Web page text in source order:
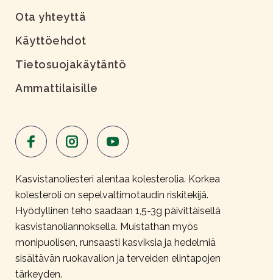
Ota yhteyttä
Käyttöehdot
Tietosuojakäytäntö
Ammattilaisille
Kasvistanoliesteri alentaa kolesterolia. Korkea
kolesteroli on sepelvaltimotaudin riskitekijä.
Hyödyllinen teho saadaan 1,5-3g päivittäisellä
kasvistanoliannoksella. Muistathan myös
monipuolisen, runsaasti kasviksia ja hedelmiä
sisältävän ruokavalion ja terveiden elintapojen
tärkeyden.